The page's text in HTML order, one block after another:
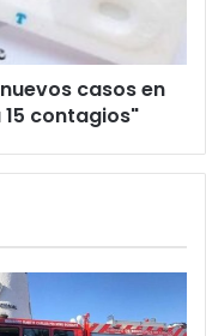
casos en
15 contagios"